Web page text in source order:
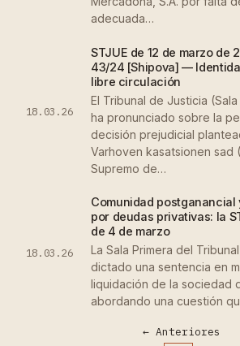
adecuada…
18.03.26
STJUE de 12 de marzo de
43/24 [Shipova] —
libre circulación
El Tribunal de Justicia
ha pronunciado sobre la
decisión prejudicial
Varhoven kasatsionen sad
Supremo de…
18.03.26
Comunidad postganancial
por deudas privativas: la
de 4 de marzo
La Sala Primera del
dictado una sentencia en
liquidación de la sociedad
abordando una cuestión
← Anteriores